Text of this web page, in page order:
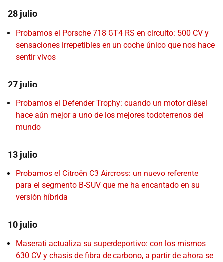
28 julio
Probamos el Porsche 718 GT4 RS en circuito: 500 CV y
sensaciones irrepetibles en un coche único que nos hace
sentir vivos
27 julio
Probamos el Defender Trophy: cuando un motor diésel
hace aún mejor a uno de los mejores todoterrenos del
mundo
13 julio
Probamos el Citroën C3 Aircross: un nuevo referente
para el segmento B-SUV que me ha encantado en su
versión híbrida
10 julio
Maserati actualiza su superdeportivo: con los mismos
630 CV y chasis de fibra de carbono, a partir de ahora se